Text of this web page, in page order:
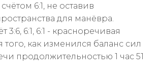
6:1, не оставив
для манёвра.
3:6, 6:1, 6:1 - красноречивая
как изменился баланс сил
продолжительностью 1 час 51